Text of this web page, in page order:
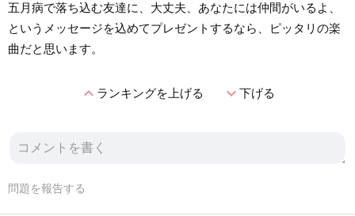
五月病で落ち込む友達に、大丈夫、あなたには仲間がいるよ、
というメッセージを込めてプレゼントするなら、ピッタリの楽
曲だと思います。
expand_lessランキングを上げる expand_more下げる
問題を報告する